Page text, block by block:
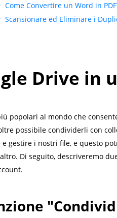
Come Convertire un Word in
Scansionare ed Eliminare i
Drive in
popolari al mondo che
possibile condividerli con
gestire i nostri file, e questo
Di seguito, descriveremo